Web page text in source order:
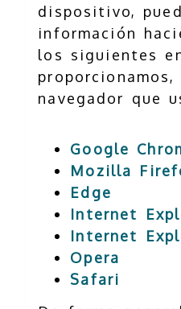
dispositivo,
información
los siguientes
navegador que
Google
Mozilla
Edge
Internet
Internet
Opera
Safari